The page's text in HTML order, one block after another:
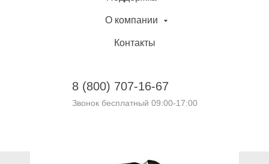
О компании
Контакты
8 (800) 707-16-67
Звонок бесплатный 09:00-17:00